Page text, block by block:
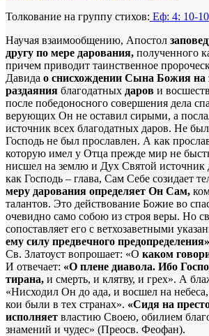
Толкование на группу стихов: Еф: 4: 10-10
Научая взаимообщению, Апостол
другу по мере дарования, полученного
причем приводит таинственное
Давида о снисхождении Сына Божия на
раздаяния благодатных даров и
после победоносного совершения дела
верующих Он не оставил сирыми, а
источник всех благодатных даров. Не
Господь не был прославлен. А как
которую имел у Отца прежде мир не
нисшел на землю и Дух Святой источник
как Господь – глава, Сам Себе созидает
меру дарования определяет Он Сам,
талантов. Это действование Божие во
очевидно само собою из строя веры. Но
сопоставляет его с ветхозаветными
ему силу предвечного предопределения»
Св. Златоуст вопрошает: «О каком
И отвечает: «О плене диавола. Ибо
тирана, и смерть, и клятву, и грех». А
«Нисходил Он до ада, и восшел на
кои были в тех странах». «Сидя на
исполняет властию Своею, обилием
знамений и чудес» (Преосв. Феофан).